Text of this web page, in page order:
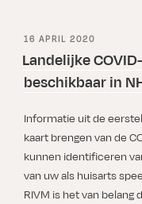
GEPLAATST
OP
16 APRIL 2020
Landelijke
beschikbaar in
Informatie uit de
kaart brengen van de
kunnen identificeren
van uw als huisarts
RIVM is het van